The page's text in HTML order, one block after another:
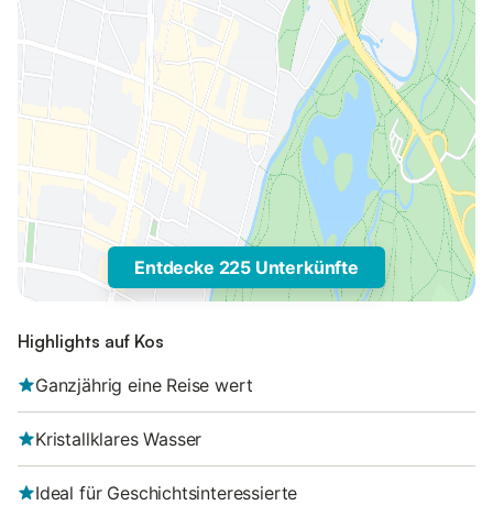
Entdecke 225 Unterkünfte
Highlights auf Kos
Ganzjährig eine Reise wert
Kristallklares Wasser
Ideal für Geschichtsinteressierte